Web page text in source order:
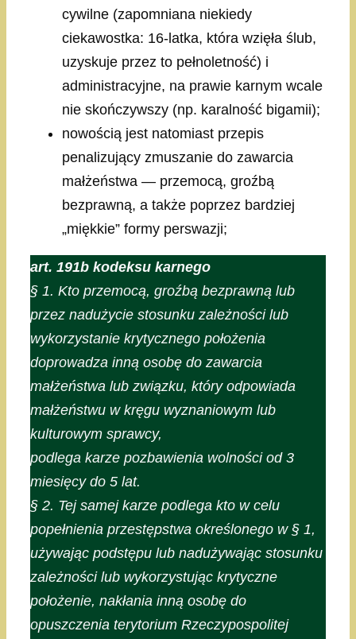
cywilne (zapomniana niekiedy
ciekawostka: 16-latka, która wzięła ślub,
uzyskuje przez to pełnoletność) i
administracyjne, na prawie karnym wcale
nie skończywszy (np. karalność bigamii);
nowością jest natomiast przepis
penalizujący zmuszanie do zawarcia
małżeństwa — przemocą, groźbą
bezprawną, a także poprzez bardziej
„miękkie” formy perswazji;
art. 191b kodeksu karnego
§ 1. Kto przemocą, groźbą bezprawną lub
przez nadużycie stosunku zależności lub
wykorzystanie krytycznego położenia
doprowadza inną osobę do zawarcia
małżeństwa lub związku, który odpowiada
małżeństwu w kręgu wyznaniowym lub
kulturowym sprawcy,
podlega karze pozbawienia wolności od 3
miesięcy do 5 lat.
§ 2. Tej samej karze podlega kto w celu
popełnienia przestępstwa określonego w § 1,
używając podstępu lub nadużywając stosunku
zależności lub wykorzystując krytyczne
położenie, nakłania inną osobę do
opuszczenia terytorium Rzeczypospolitej